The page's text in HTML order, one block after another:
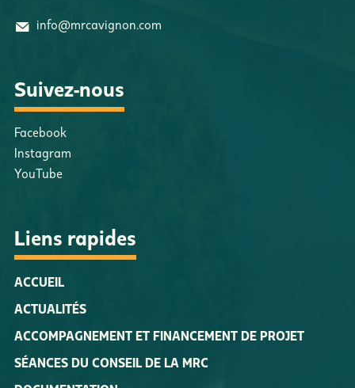
info@mrcavignon.com
Suivez-nous
Facebook
Instagram
YouTube
Liens rapides
ACCUEIL
ACTUALITÉS
ACCOMPAGNEMENT ET FINANCEMENT DE PROJET
SÉANCES DU CONSEIL DE LA MRC